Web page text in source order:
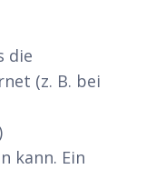
die
(z. B. bei
kann. Ein